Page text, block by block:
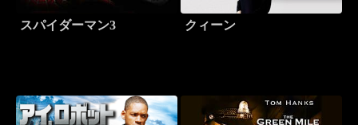
スパイダーマン3 クィーン